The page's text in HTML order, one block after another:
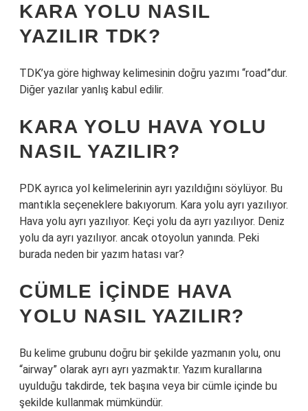
KARA YOLU NASIL
YAZILIR TDK?
TDK’ya göre highway kelimesinin doğru yazımı “road”dur.
Diğer yazılar yanlış kabul edilir.
KARA YOLU HAVA YOLU
NASIL YAZILIR?
PDK ayrıca yol kelimelerinin ayrı yazıldığını söylüyor. Bu
mantıkla seçeneklere bakıyorum. Kara yolu ayrı yazılıyor.
Hava yolu ayrı yazılıyor. Keçi yolu da ayrı yazılıyor. Deniz
yolu da ayrı yazılıyor. ancak otoyolun yanında. Peki
burada neden bir yazım hatası var?
CÜMLE IÇINDE HAVA
YOLU NASIL YAZILIR?
Bu kelime grubunu doğru bir şekilde yazmanın yolu, onu
“airway” olarak ayrı ayrı yazmaktır. Yazım kurallarına
uyulduğu takdirde, tek başına veya bir cümle içinde bu
şekilde kullanmak mümkündür.